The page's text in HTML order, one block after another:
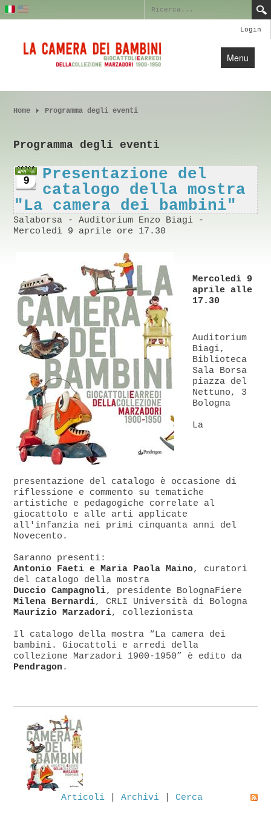
Login
Menu
Home
Profilo
Blog
Crediti
Contatti
Home Programma degli eventi
Programma degli eventi
9
Presentazione del
catalogo della mostra
"La camera dei bambini"
Salaborsa - Auditorium Enzo Biagi -
Mercoledì 9 aprile ore 17.30
Mercoledì 9
aprile alle
17.30
Auditorium
Biagi,
Biblioteca
Sala Borsa
piazza del
Nettuno, 3
Bologna
La
presentazione del catalogo è occasione di
riflessione e commento su tematiche
artistiche e pedagogiche correlate al
giocattolo e alle arti applicate
all'infanzia nei primi cinquanta anni del
Novecento.
Saranno presenti:
Antonio Faeti e Maria Paola Maino, curatori
del catalogo della mostra
Duccio Campagnoli, presidente BolognaFiere
Milena Bernardi, CRLI Università di Bologna
Maurizio Marzadori, collezionista
Il catalogo della mostra “La camera dei
bambini. Giocattoli e arredi della
collezione Marzadori 1900-1950” è edito da
Pendragon .
Articoli Archivi Cerca